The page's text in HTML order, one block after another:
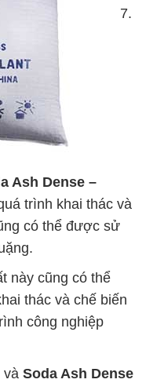
7.
Ash Dense –
trình khai thác và
có thể được sử
này cũng có thể
thác và chế biến
công nghiệp
và Soda Ash Dense